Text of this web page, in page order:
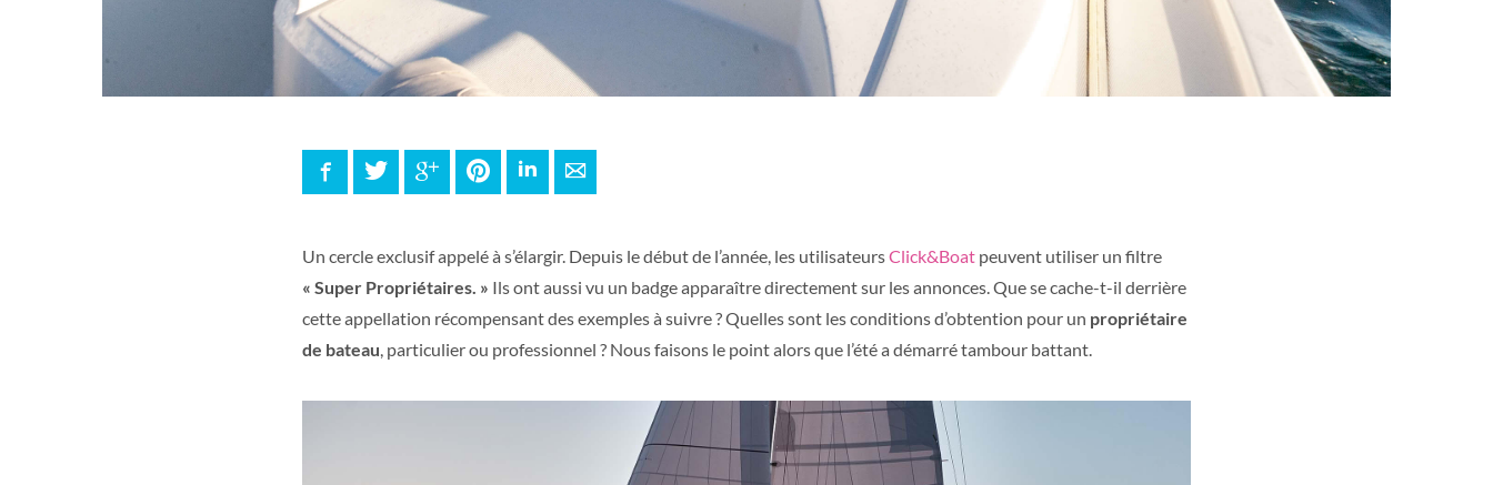
FacebookTwitter Google+ PinterestLinkedInE-mail
Un cercle exclusif appelé à s’élargir. Depuis le début de l’année, les utilisateursClick&Boat peuvent utiliser un filtre
« Super Propriétaires. » Ils ont aussi vu un badge apparaître directement sur les annonces. Que se cache-t-il derrière
cette appellation récompensant des exemples à suivre ? Quelles sont les conditions d’obtention pour un propriétaire
de bateau, particulier ou professionnel ? Nous faisons le point alors que l’été a démarré tambour battant.